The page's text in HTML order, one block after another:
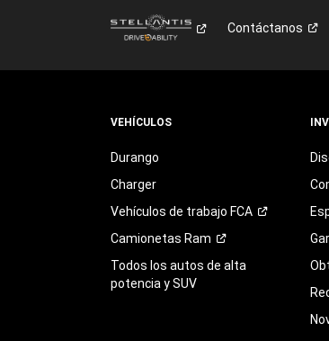
Contáctanos
VEHÍCULOS
Durango
Charger
Vehículos de trabajo FCA
Camionetas Ram
Todos los autos de alta
potencia y SUV